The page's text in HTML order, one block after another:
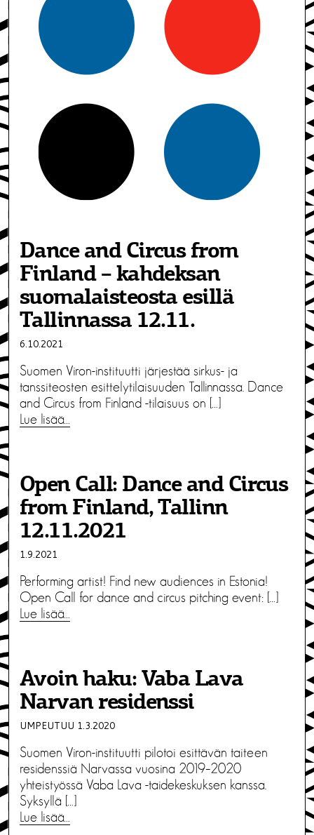
Dance and Circus from
Finland – kahdeksan
suomalaisteosta esillä
Tallinnassa 12.11.
6.10.2021
Suomen Viron-instituutti järjestää sirkus- ja
tanssiteosten esittelytilaisuuden Tallinnassa. Dance
and Circus from Finland -tilaisuus on […]
Lue lisää…
Open Call: Dance and Circus
from Finland, Tallinn
12.11.2021
1.9.2021
Performing artist! Find new audiences in Estonia!
Open Call for dance and circus pitching event: […]
Lue lisää…
Avoin haku: Vaba Lava
Narvan residenssi
UMPEUTUU 1.3.2020
Suomen Viron-instituutti pilotoi esittävän taiteen
residenssiä Narvassa vuosina 2019–2020
yhteistyössä Vaba Lava -taidekeskuksen kanssa.
Syksyllä […]
Lue lisää…